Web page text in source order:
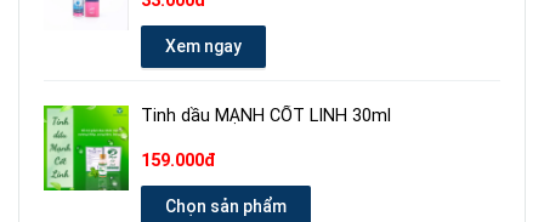
Xem ngay
Tinh dầu MẠNH CỐT LINH 30ml
159.000đ
Chọn sản phẩm